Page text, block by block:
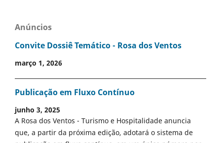
Anúncios
Convite Dossiê Temático - Rosa dos Ventos
março 1, 2026
Publicação em Fluxo Contínuo
junho 3, 2025
A Rosa dos Ventos - Turismo e Hospitalidade anuncia
que, a partir da próxima edição, adotará o sistema de